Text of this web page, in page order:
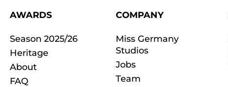
AWARDS
Season 2025/26
Heritage
About
FAQ
COMPANY
Miss Germany
Studios
Jobs
Team